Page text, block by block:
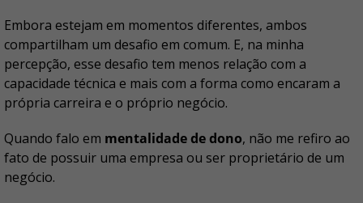
Embora estejam em momentos diferentes, ambos
compartilham um desafio em comum. E, na minha
percepção, esse desafio tem menos relação com a
capacidade técnica e mais com a forma como encaram a
própria carreira e o próprio negócio.
Quando falo em mentalidade de dono, não me refiro ao
fato de possuir uma empresa ou ser proprietário de um
negócio.